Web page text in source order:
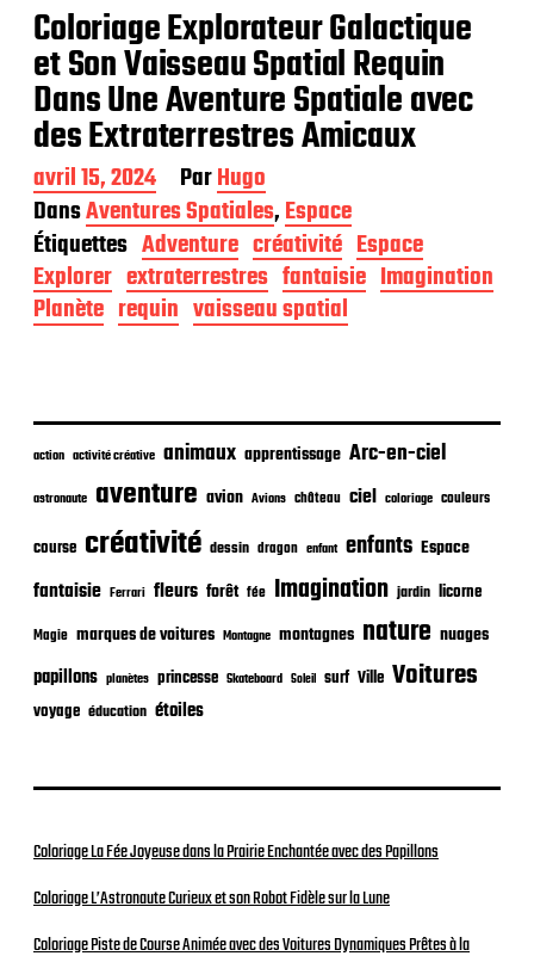
Coloriage Explorateur Galactique
et Son Vaisseau Spatial Requin
Dans Une Aventure Spatiale avec
des Extraterrestres Amicaux
D
a
t
e
d
e
p
i
a
t
i
o
n
avril 15, 2024 ParHugo
DansAventures Spatiales,Espace
Étiquettes Adventure créativité Espace
Explorer extraterrestres fantaisie Imagination
Planète requin vaisseau spatial
action activité créative animaux apprentissage Arc-en-ciel
astronaute aventure avion Avions château ciel coloriage couleurs
course créativité dessin dragon enfant enfants Espace
fantaisie Ferrari fleurs forêt fée Imagination jardin licorne
Magie marques de voitures Montagne montagnes nature nuages
papillons planètes princesse Skateboard Soleil surf Ville Voitures
voyage éducation étoiles
Coloriage La Fée Joyeuse dans la Prairie Enchantée avec des Papillons
Coloriage L’Astronaute Curieux et son Robot Fidèle sur la Lune
Coloriage Piste de Course Animée avec des Voitures Dynamiques Prêtes à la